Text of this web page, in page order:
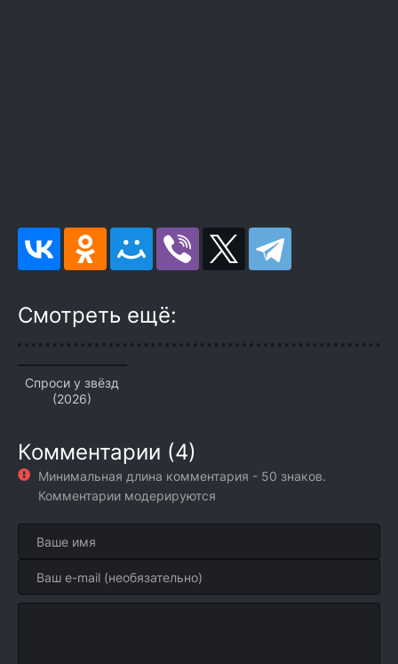
Смотреть ещё:
Спроси у звёзд
(2026)
Комментарии (4)
Минимальная длина комментария - 50 знаков.
Комментарии модерируются